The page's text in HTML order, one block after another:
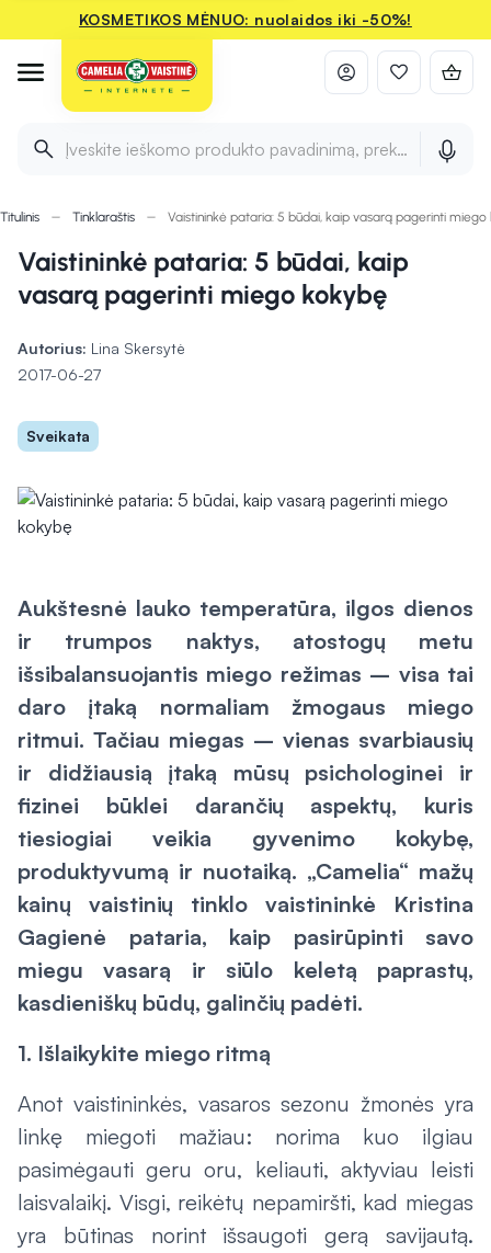
KOSMETIKOS MĖNUO: nuolaidos iki -50%!
Įveskite ieškomo produkto pavadinimą, prekės ženklą ir
Titulinis Tinklaraštis Vaistininkė pataria: 5 būdai, kaip vasarą pagerinti
Vaistininkė pataria: 5 būdai, kaip
vasarą pagerinti miego kokybę
Autorius: Lina Skersytė
2017-06-27
Sveikata
Aukštesnė lauko temperatūra, ilgos dienos
ir trumpos naktys, atostogų metu
išsibalansuojantis miego režimas – visa tai
daro įtaką normaliam žmogaus miego
ritmui. Tačiau miegas – vienas svarbiausių
ir didžiausią įtaką mūsų psichologinei ir
fizinei būklei darančių aspektų, kuris
tiesiogiai veikia gyvenimo kokybę,
produktyvumą ir nuotaiką. „Camelia“ mažų
kainų vaistinių tinklo vaistininkė Kristina
Gagienė pataria, kaip pasirūpinti savo
miegu vasarą ir siūlo keletą paprastų,
kasdieniškų būdų, galinčių padėti.
1. Išlaikykite miego ritmą
Anot vaistininkės, vasaros sezonu žmonės yra
linkę miegoti mažiau: norima kuo ilgiau
pasimėgauti geru oru, keliauti, aktyviau leisti
laisvalaikį. Visgi, reikėtų nepamiršti, kad miegas
yra būtinas norint išsaugoti gerą savijautą.